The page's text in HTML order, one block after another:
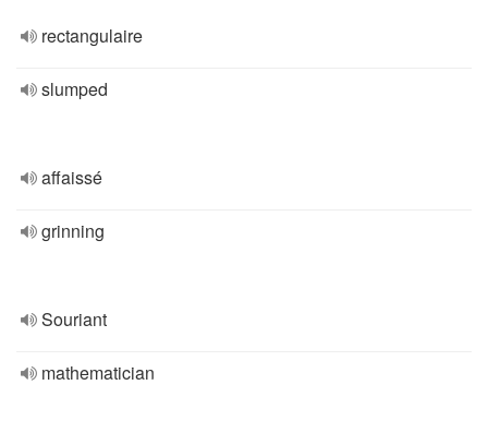
rectangulaire
slumped
affaissé
grinning
Souriant
mathematician